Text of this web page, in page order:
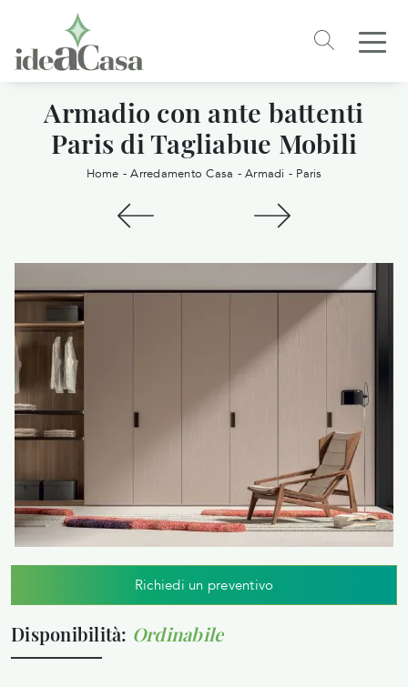
Armadio con ante battenti
Paris di Tagliabue Mobili
Home -Arredamento Casa - Armadi - Paris
Richiedi un preventivo
Disponibilità: Ordinabile